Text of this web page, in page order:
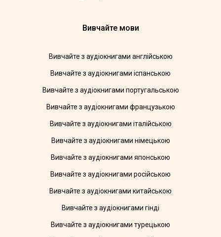
Вивчайте мови
Вивчайте з аудіокнигами англійською
Вивчайте з аудіокнигами іспанською
Вивчайте з аудіокнигами португальською
Вивчайте з аудіокнигами французькою
Вивчайте з аудіокнигами італійською
Вивчайте з аудіокнигами німецькою
Вивчайте з аудіокнигами японською
Вивчайте з аудіокнигами російською
Вивчайте з аудіокнигами китайською
Вивчайте з аудіокнигами гінді
Вивчайте з аудіокнигами турецькою